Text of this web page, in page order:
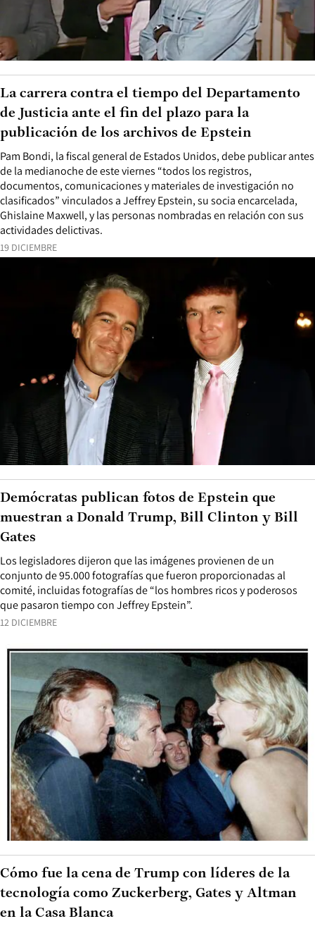
19 DICIEMBRE
Pam Bondi, la fiscal general de Estados Unidos, debe publicar antes
de la medianoche de este viernes “todos los registros,
documentos, comunicaciones y materiales de investigación no
clasificados” vinculados a Jeffrey Epstein, su socia encarcelada,
Ghislaine Maxwell, y las personas nombradas en relación con sus
actividades delictivas.
La carrera contra el tiempo del Departamento
de Justicia ante el fin del plazo para la
publicación de los archivos de Epstein
12 DICIEMBRE
Los legisladores dijeron que las imágenes provienen de un
conjunto de 95.000 fotografías que fueron proporcionadas al
comité, incluidas fotografías de “los hombres ricos y poderosos
que pasaron tiempo con Jeffrey Epstein”.
Demócratas publican fotos de Epstein que
muestran a Donald Trump, Bill Clinton y Bill
Gates
Cómo fue la cena de Trump con líderes de la
tecnología como Zuckerberg, Gates y Altman
en la Casa Blanca